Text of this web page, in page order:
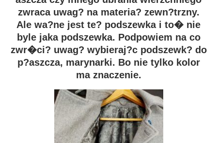
zwraca uwag? na materia? zewn?trzny.
Ale wa?ne jest te? podszewka i to� nie
byle jaka podszewka. Podpowiem na co
zwr�ci? uwag? wybieraj?c podszewk? do
p?aszcza, marynarki. Bo nie tylko kolor
ma znaczenie.